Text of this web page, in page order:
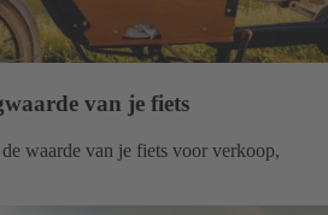
van je fiets
waarde van je fiets voor verkoop,